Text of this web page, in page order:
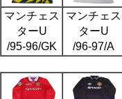
マンチェス
ターU
/95-96/GK
マンチェス
ターU
/96-97/A